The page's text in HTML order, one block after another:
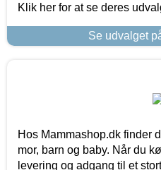
Klik her for at se deres
Se udvalget
Hos Mammashop.dk finder
mor, barn og baby. Når du
levering og adgang til et